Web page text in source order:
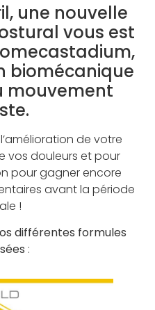
une nouvelle
vous est
biomécanique
mouvement
de votre
vos douleurs et pour
pour gagner encore
avant la période
!
différentes formules
: